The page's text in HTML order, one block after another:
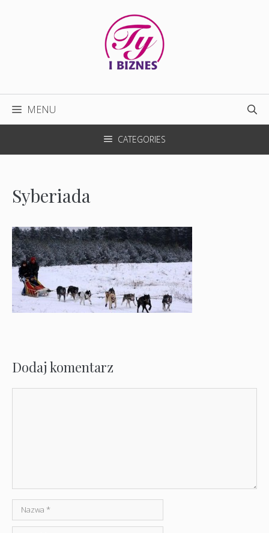
MENU
CATEGORIES
Syberiada
Dodaj komentarz
Nazwa